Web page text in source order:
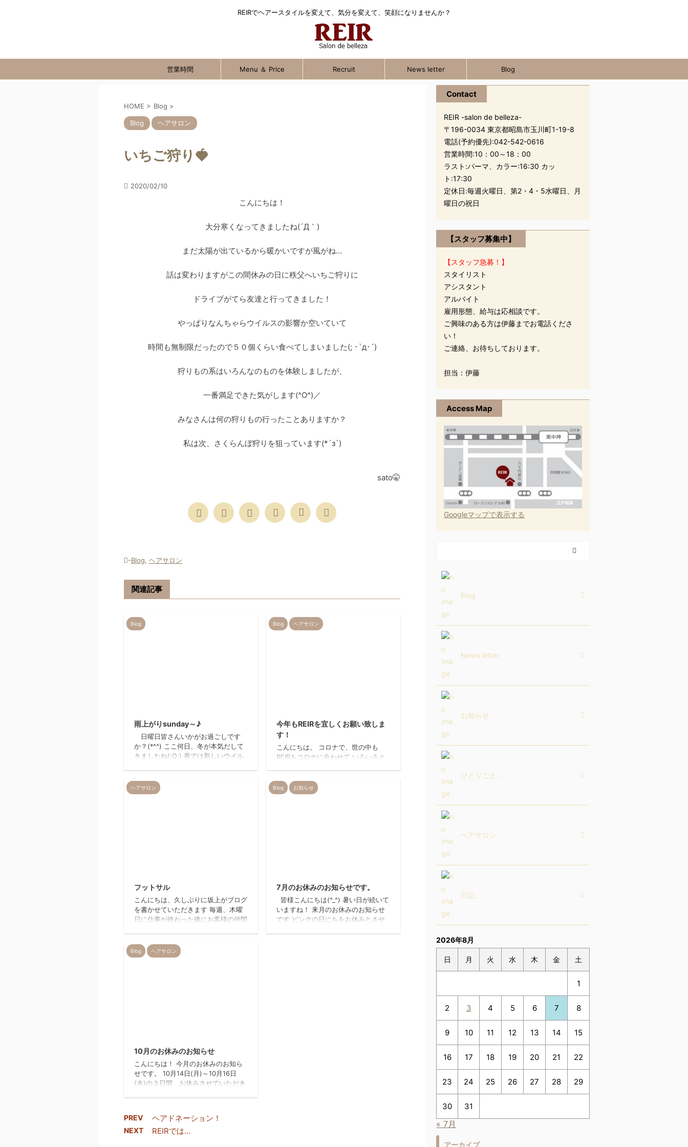
REIRでヘアースタイルを変えて、気分を変えて、笑顔になりませんか？
営業時間 Menu ＆ Price Recruit News letter Blog
HOME > Blog >
Blog ヘアサロン
いちご狩り🍓
2020/02/10
こんにちは！
大分寒くなってきましたね(´Д｀)
まだ太陽が出ているから暖かいですが風がね…
話は変わりますがこの間休みの日に秩父へいちご狩りに
ドライブがてら友達と行ってきました！
やっぱりなんちゃらウイルスの影響か空いていて
時間も無制限だったので５０個くらい食べてしまいました(; ･`д･´)
狩りもの系はいろんなのものを体験しましたが、
一番満足できた気がします(^O^)／
みなさんは何の狩りもの行ったことありますか？
私は次、さくらんぼ狩りを狙っています(*´з`)
sato🤫
-Blog, ヘアサロン
関連記事
Blog
雨上がりsunday～♪
日曜日皆さんいかがお過ごしです
か？(*^^) ここ何日、冬が本気だして
きましたね(;O;) 巷では新しいウイル
～！！！ 最近のREIRはめだかが１匹
減ったり、新しいパーマ剤がいい感じ
Blog ヘアサロン
今年もREIRを宜しくお願い致しま
す！
こんにちは。 コロナで、世の中も
REIRもコロナに合わせて いろいろと
クの 紹介をします！ REIRも、感染対
策として スタッフのマスクの着用
ものを 紹 ...
ヘアサロン
フットサル
こんにちは、久しぶりに坂上がブログ
を書かせていただきます 毎週、木曜
日に仕事が終わった後にお客様の仲間
のですが、身体を動かして汗をかくこ
とはいい事ですね コートネームでは
Blog お知らせ
7月のお休みのお知らせです。
皆様こんにちは(^_^) 暑い日が続いて
いますね！ 来月のお休みのお知らせ
です ピンクの日にちをお休みとさせ
Blog ヘアサロン
10月のお休みのお知らせ
こんにちは！ 今月のお休みのお知ら
せです。 10月14日(月)～10月16日
(水)の３日間 お休みさせていただき
くなり すみませんでした！ もう一
つ、消費税が１０％になりましたね！
PREV ヘアドネーション！
NEXT REIRでは…
Contact
REIR -salon de belleza-
〒196-0034 東京都昭島市玉川町1-19-8
電話(予約優先):042-542-0616
営業時間:10：00～18：00
ラスト:パーマ、カラー:16:30 カッ
ト:17:30
定休日:毎週火曜日、第2・4・5水曜日、月
曜日の祝日
【スタッフ募集中】
【スタッフ急募！】
スタイリスト
アシスタント
アルバイト
雇用形態、給与は応相談です。
ご興味のある方は伊藤までお電話くださ
い！
ご連絡、お待ちしております。
担当：伊藤
Access Map
Googleマップで表示する
Blog
News letter
お知らせ
ひとりごと…
ヘアサロン
日記
2026年8月
日 月 火 水 木 金 土
1
2 3 4 5 6 7 8
9 10 11 12 13 14 15
16 17 18 19 20 21 22
23 24 25 26 27 28 29
30 31
« 7月
アーカイブ